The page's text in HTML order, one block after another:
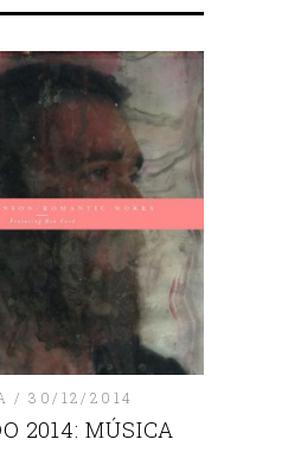
30/12/2014
2014: MÚSICA